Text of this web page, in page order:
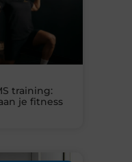
training:
je fitness